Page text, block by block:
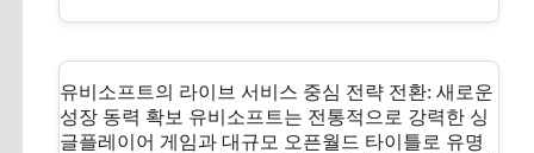
유비소프트의 라이브 서비스 중심 전략 전환: 새로운
성장 동력 확보 유비소프트는 전통적으로 강력한 싱
글플레이어 게임과 대규모 오픈월드 타이틀로 유명